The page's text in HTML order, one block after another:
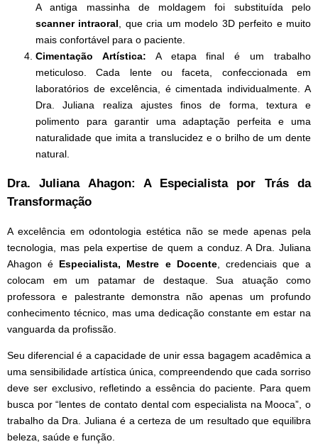
A antiga massinha de moldagem foi substituída pelo
scanner intraoral , que cria um modelo 3D perfeito e muito
mais confortável para o paciente.
Cimentação Artística: A etapa final é um trabalho
meticuloso. Cada lente ou faceta, confeccionada em
laboratórios de excelência, é cimentada individualmente. A
Dra. Juliana realiza ajustes finos de forma, textura e
polimento para garantir uma adaptação perfeita e uma
naturalidade que imita a translucidez e o brilho de um dente
natural.
Dra. Juliana Ahagon: A Especialista por Trás da
Transformação
A excelência em odontologia estética não se mede apenas pela
tecnologia, mas pela expertise de quem a conduz. A Dra. Juliana
Ahagon é Especialista, Mestre e Docente, credenciais que a
colocam em um patamar de destaque. Sua atuação como
professora e palestrante demonstra não apenas um profundo
conhecimento técnico, mas uma dedicação constante em estar na
vanguarda da profissão.
Seu diferencial é a capacidade de unir essa bagagem acadêmica a
uma sensibilidade artística única, compreendendo que cada sorriso
deve ser exclusivo, refletindo a essência do paciente. Para quem
busca por “lentes de contato dental com especialista na Mooca”, o
trabalho da Dra. Juliana é a certeza de um resultado que equilibra
beleza, saúde e função.